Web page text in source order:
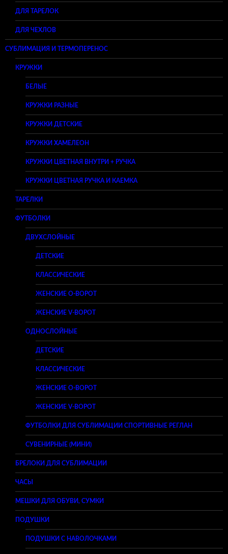
ДЛЯ ТАРЕЛОК
ДЛЯ ЧЕХЛОВ
СУБЛИМАЦИЯ И ТЕРМОПЕРЕНОС
КРУЖКИ
БЕЛЫЕ
КРУЖКИ РАЗНЫЕ
КРУЖКИ ДЕТСКИЕ
КРУЖКИ ХАМЕЛЕОН
КРУЖКИ ЦВЕТНАЯ ВНУТРИ + РУЧКА
КРУЖКИ ЦВЕТНАЯ РУЧКА И КАЕМКА
ТАРЕЛКИ
ФУТБОЛКИ
ДВУХСЛОЙНЫЕ
ДЕТСКИЕ
КЛАССИЧЕСКИЕ
ЖЕНСКИЕ O-ВОРОТ
ЖЕНСКИЕ V-ВОРОТ
ОДНОСЛОЙНЫЕ
ДЕТСКИЕ
КЛАССИЧЕСКИЕ
ЖЕНСКИЕ O-ВОРОТ
ЖЕНСКИЕ V-ВОРОТ
ФУТБОЛКИ ДЛЯ СУБЛИМАЦИИ СПОРТИВНЫЕ РЕГЛАН
СУВЕНИРНЫЕ (МИНИ)
БРЕЛОКИ ДЛЯ СУБЛИМАЦИИ
ЧАСЫ
МЕШКИ ДЛЯ ОБУВИ, СУМКИ
ПОДУШКИ
ПОДУШКИ С НАВОЛОЧКАМИ